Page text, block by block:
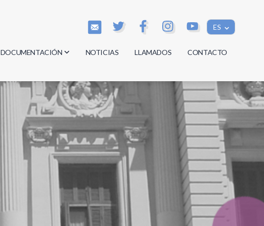
ES
DOCUMENTACIÓN
Actas
Reglamentos
Documentos
NOTICIAS LLAMADOS CONTACTO